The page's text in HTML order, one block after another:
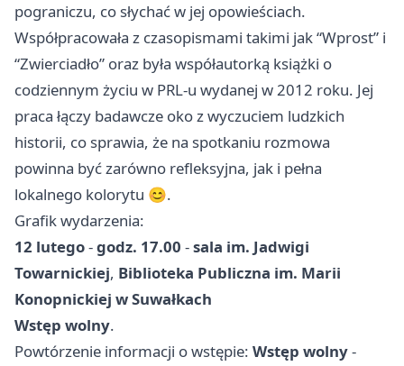
pograniczu, co słychać w jej opowieściach.
Współpracowała z czasopismami takimi jak “Wprost” i
“Zwierciadło” oraz była współautorką książki o
codziennym życiu w PRL-u wydanej w 2012 roku. Jej
praca łączy badawcze oko z wyczuciem ludzkich
historii, co sprawia, że na spotkaniu rozmowa
powinna być zarówno refleksyjna, jak i pełna
lokalnego kolorytu 😊.
Grafik wydarzenia:
12 lutego-godz. 17.00 -sala im. Jadwigi
Towarnickiej, Biblioteka Publiczna im. Marii
Konopnickiej w Suwałkach
Wstęp wolny.
Powtórzenie informacji o wstępie: Wstęp wolny-